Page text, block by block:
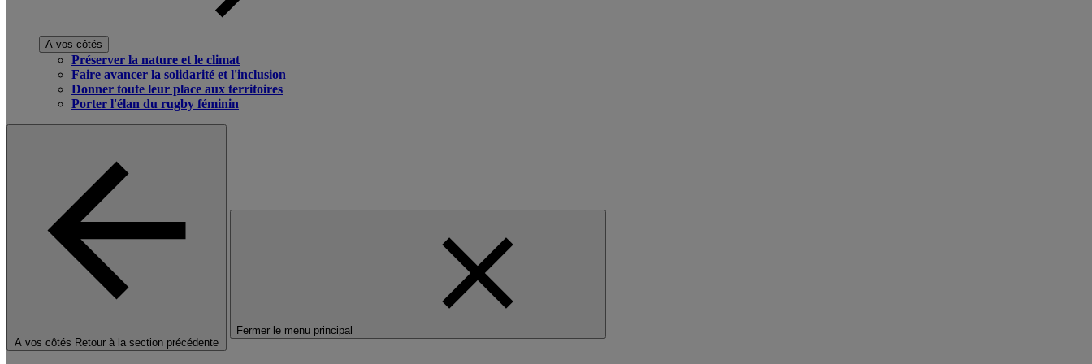
A vos côtés
Préserver la nature et le climat
Faire avancer la solidarité et l'inclusion
Donner toute leur place aux territoires
Porter l'élan du rugby féminin
A vos côtés Retour à la section précédente
Fermer le menu principal